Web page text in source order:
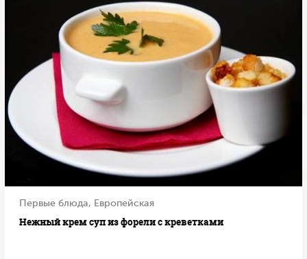
Первые блюда, Европейская
Нежный крем суп из форели с креветками